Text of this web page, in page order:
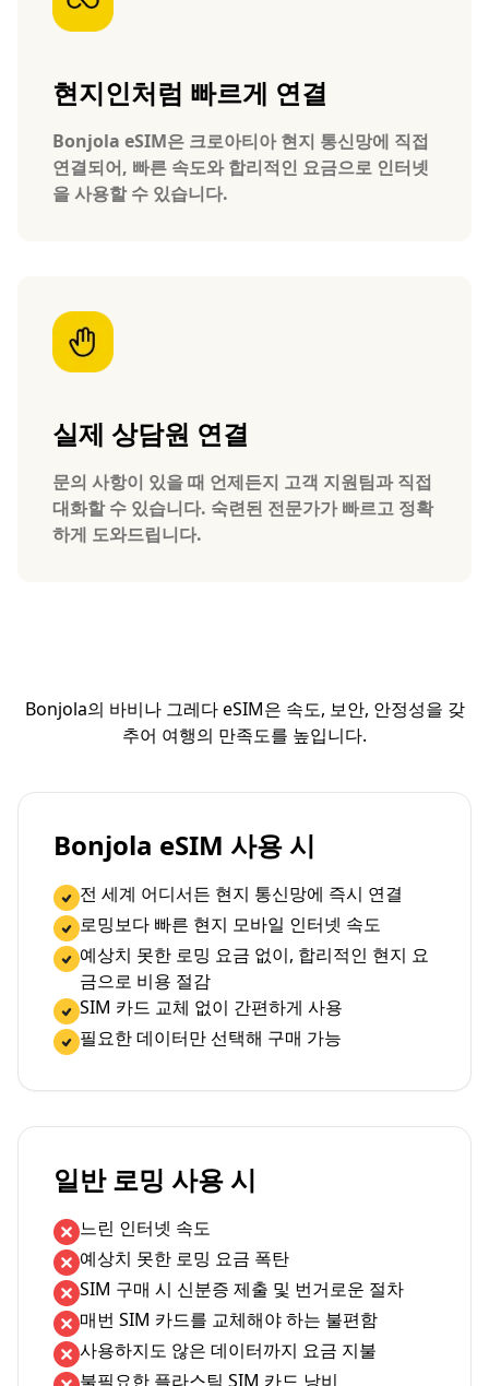
현지인처럼 빠르게 연결
Bonjola eSIM은 크로아티아 현지 통신망에 직접
연결되어, 빠른 속도와 합리적인 요금으로 인터넷
을 사용할 수 있습니다.
실제 상담원 연결
문의 사항이 있을 때 언제든지 고객 지원팀과 직접
대화할 수 있습니다. 숙련된 전문가가 빠르고 정확
하게 도와드립니다.
Bonjola의 바비나 그레다 eSIM은 속도, 보안, 안정성을 갖
추어 여행의 만족도를 높입니다.
Bonjola eSIM 사용 시
전 세계 어디서든 현지 통신망에 즉시 연결
로밍보다 빠른 현지 모바일 인터넷 속도
예상치 못한 로밍 요금 없이, 합리적인 현지 요
금으로 비용 절감
SIM 카드 교체 없이 간편하게 사용
필요한 데이터만 선택해 구매 가능
일반 로밍 사용 시
느린 인터넷 속도
예상치 못한 로밍 요금 폭탄
SIM 구매 시 신분증 제출 및 번거로운 절차
매번 SIM 카드를 교체해야 하는 불편함
사용하지도 않은 데이터까지 요금 지불
불필요한 플라스틱 SIM 카드 낭비